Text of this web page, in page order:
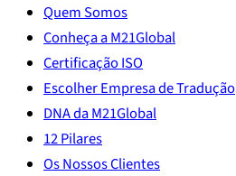
Quem Somos
Conheça a M21Global
Certificação ISO
Escolher Empresa de Tradução
DNA da M21Global
12 Pilares
Os Nossos Clientes